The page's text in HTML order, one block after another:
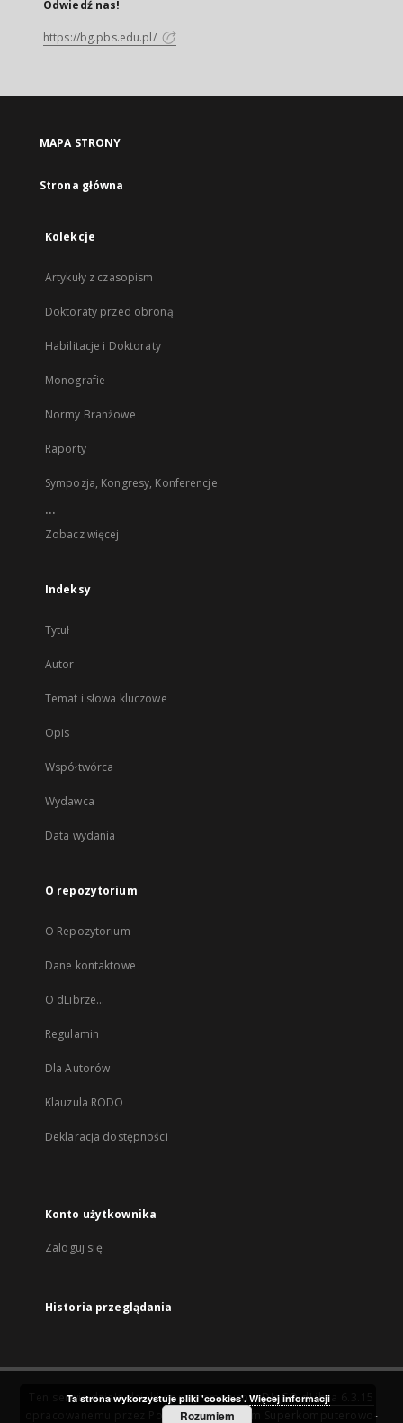
Odwiedź nas!
https://bg.pbs.edu.pl/
MAPA STRONY
Strona główna
Kolekcje
Artykuły z czasopism
Doktoraty przed obroną
Habilitacje i Doktoraty
Monografie
Normy Branżowe
Raporty
Sympozja, Kongresy, Konferencje
...
Zobacz więcej
Indeksy
Tytuł
Autor
Temat i słowa kluczowe
Opis
Współtwórca
Wydawca
Data wydania
O repozytorium
O Repozytorium
Dane kontaktowe
O dLibrze...
Regulamin
Dla Autorów
Klauzula RODO
Deklaracja dostępności
Konto użytkownika
Zaloguj się
Historia przeglądania
Ten serwis działa dzięki oprogramowaniuDInGO dLibra 6.3.15
Poznańskie Centrum Superkomputerowo-
Ta strona wykorzystuje pliki 'cookies'. Więcej informacji
Rozumiem